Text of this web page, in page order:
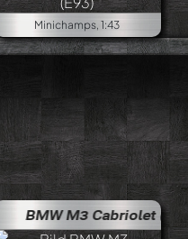
Minichamps, 1:43
BMW M3 Cabriolet (E93)